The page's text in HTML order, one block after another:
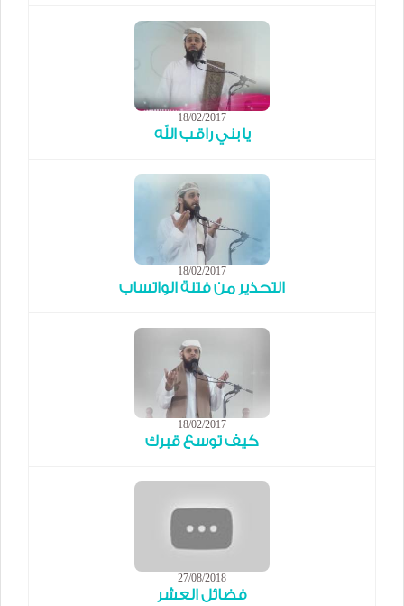
18/02/2017
يا بني راقب الله
18/02/2017
التحذير من فتنة الواتساب
18/02/2017
كيف توسع قبرك
27/08/2018
فضائل العشر